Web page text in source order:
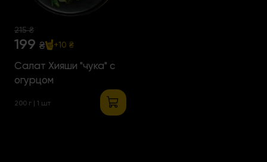
215 ₴
199 ₴ +10 ₴
Салат Хияши "чука" с
огурцом
200 г | 1 шт